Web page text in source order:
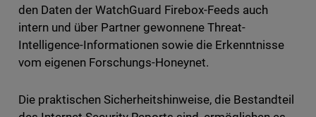
den Daten der WatchGuard Firebox-Feeds auch
intern und über Partner gewonnene Threat-
Intelligence-Informationen sowie die Erkenntnisse
vom eigenen Forschungs-Honeynet.
Die praktischen Sicherheitshinweise, die Bestandteil